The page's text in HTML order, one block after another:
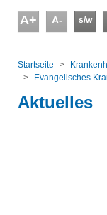
A+ A- s/w
Startseite
Evangelisches
Aktuelles